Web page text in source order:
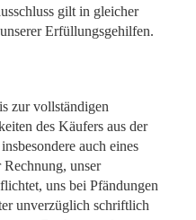
gilt in gleicher
Erfüllungsgehilfen.
zur vollständigen
des Käufers aus der
auch eines
Rechnung, unser
uns bei Pfändungen
unverzüglich schriftlich